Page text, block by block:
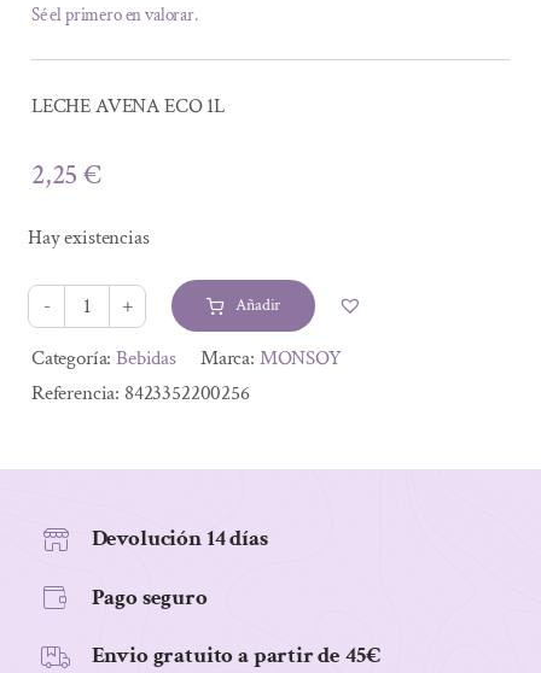
Sé el primero en valorar.
LECHE AVENA ECO 1L
2,25€
Hay existencias
LECHE
AVENA
ECO
Añadir
Alternative:
Categoría:Bebidas Marca: MONSOY
Referencia: 8423352200256
Devolución 14 días
Pago seguro
Envio gratuito a partir de 45€